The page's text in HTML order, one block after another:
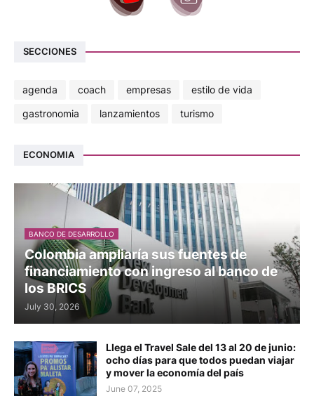
SECCIONES
agenda coach empresas
estilo de vida
gastronomia
lanzamientos turismo
ECONOMIA
BANCO DE DESARROLLO
Colombia ampliaría sus fuentes de
financiamiento con ingreso al banco de
los BRICS
July 30, 2026
Llega el Travel Sale del 13 al 20 de junio:
ocho días para que todos puedan viajar
y mover la economía del país
June 07, 2025